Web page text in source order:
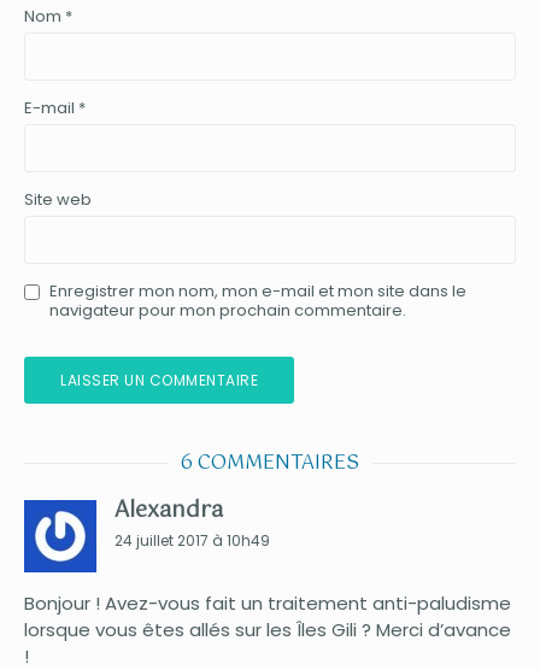
Nom *
E-mail *
Site web
Enregistrer mon nom, mon e-mail et mon site dans le
navigateur pour mon prochain commentaire.
6 COMMENTAIRES
Alexandra
24 juillet 2017 à 10h49
Bonjour ! Avez-vous fait un traitement anti-paludisme
lorsque vous êtes allés sur les Îles Gili ? Merci d’avance
!